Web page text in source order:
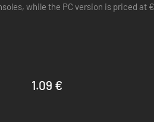
while the PC version is priced
1.09 €